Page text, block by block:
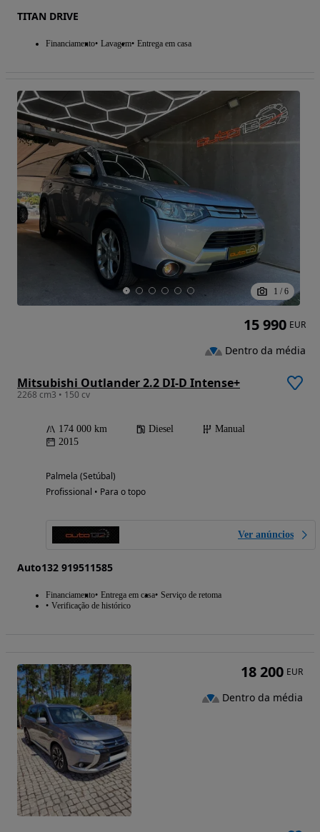
TITAN DRIVE
Financiamento Lavagem Entrega em casa
1 / 6
Mitsubishi Outlander 2.2 DI-D Intense+
2268 cm3 • 150 cv
174 000 km Diesel
Manual
2015
Palmela (Setúbal)
Profissional • Para o topo
Ver anúncios
Auto132 919511585
Financiamento Entrega em casa Serviço de retoma
Verificação de histórico
15 990 EUR
Dentro da média
18 200 EUR
Dentro da média